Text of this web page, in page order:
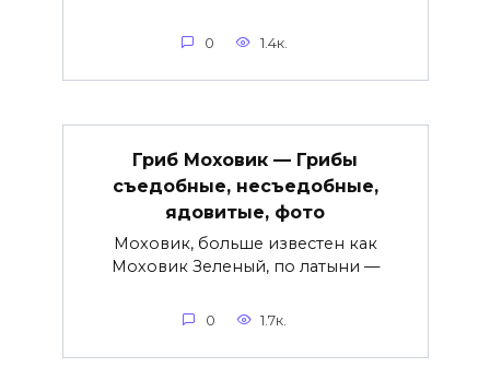
0 1.4к.
Гриб Моховик — Грибы
съедобные, несъедобные,
ядовитые, фото
Моховик, больше известен как
Моховик Зеленый, по латыни —
0 1.7к.